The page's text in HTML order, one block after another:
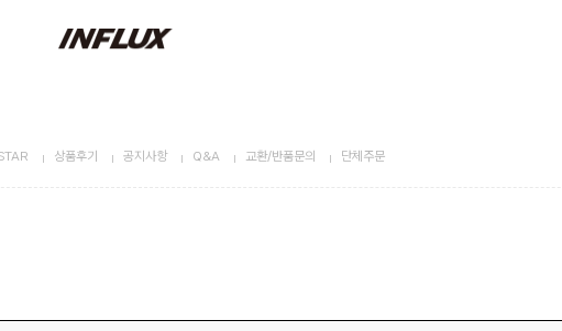
상품후기 공지사항 Q&A 교환/반품문의 단체주문